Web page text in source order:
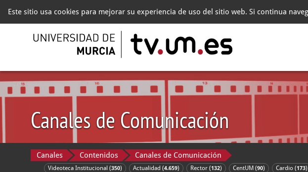
Este sitio usa cookies para mejorar su experiencia de uso del sitio web. Si continua
Canales de Comunicación
Canales Contenidos Canales de Comunicación
Videoteca Institucional (350) Actualidad (4.659) Rector (132) CentUM (90) Cardio (173)